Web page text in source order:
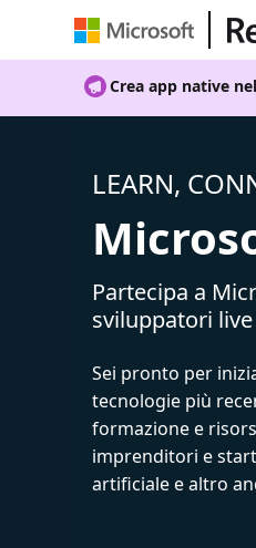
Crea app native
LEARN,
Partecipa a
sviluppatori live
Sei pronto per
tecnologie più
formazione e
imprenditori e
artificiale e altro